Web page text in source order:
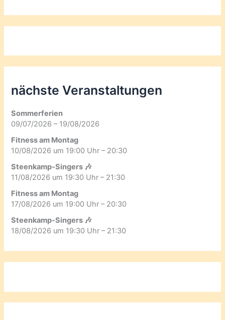
nächste Veranstaltungen
Sommerferien
09/07/2026 – 19/08/2026
Fitness am Montag
10/08/2026 um 19:00 Uhr – 20:30
Steenkamp-Singers 🎶
11/08/2026 um 19:30 Uhr – 21:30
Fitness am Montag
17/08/2026 um 19:00 Uhr – 20:30
Steenkamp-Singers 🎶
18/08/2026 um 19:30 Uhr – 21:30